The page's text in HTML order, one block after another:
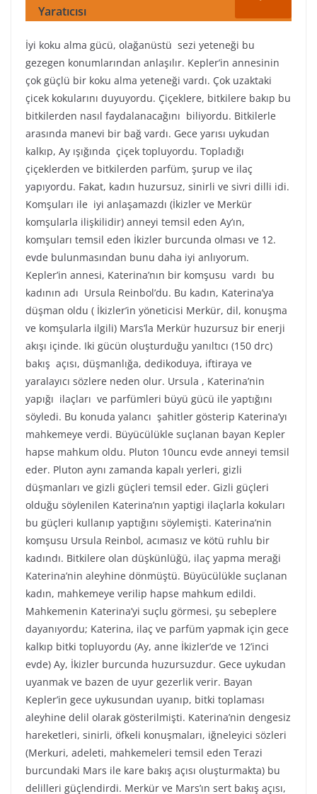
Yaratıcısı
İyi koku alma gücü, olağanüstü sezi yeteneği bu
gezegen konumlarından anlaşılır. Kepler’in annesinin
çok güçlü bir koku alma yeteneği vardı. Çok uzaktaki
çicek kokularını duyuyordu. Çiçeklere, bitkilere bakıp bu
bitkilerden nasıl faydalanacağını biliyordu. Bitkilerle
arasında manevi bir bağ vardı. Gece yarısı uykudan
kalkıp, Ay ışığında çiçek topluyordu. Topladığı
çiçeklerden ve bitkilerden parfüm, şurup ve ilaç
yapıyordu. Fakat, kadın huzursuz, sinirli ve sivri dilli idi.
Komşuları ile iyi anlaşamazdı (İkizler ve Merkür
komşularla ilişkilidir) anneyi temsil eden Ay’ın,
komşuları temsil eden İkizler burcunda olması ve 12.
evde bulunmasından bunu daha iyi anlıyorum.
Kepler’in annesi, Katerina’nın bir komşusu vardı bu
kadının adı Ursula Reinbol’du. Bu kadın, Katerina’ya
düşman oldu ( İkizler’in yöneticisi Merkür, dil, konuşma
ve komşularla ilgili) Mars’la Merkür huzursuz bir enerji
akışı içinde. Iki gücün oluşturduğu yanıltıcı (150 drc)
bakış açısı, düşmanlığa, dedikoduya, iftiraya ve
yaralayıcı sözlere neden olur. Ursula , Katerina’nin
yapığı ilaçları ve parfümleri büyü gücü ile yaptığını
söyledi. Bu konuda yalancı şahitler gösterip Katerina’yı
mahkemeye verdi. Büyücülükle suçlanan bayan Kepler
hapse mahkum oldu. Pluton 10uncu evde anneyi temsil
eder. Pluton aynı zamanda kapalı yerleri, gizli
düşmanları ve gizli güçleri temsil eder. Gizli güçleri
olduğu söylenilen Katerina’nın yaptigi ilaçlarla kokuları
bu güçleri kullanıp yaptığını söylemişti. Katerina’nin
komşusu Ursula Reinbol, acımasız ve kötü ruhlu bir
kadındı. Bitkilere olan düşkünlüğü, ilaç yapma meraği
Katerina’nin aleyhine dönmüştü. Büyücülükle suçlanan
kadın, mahkemeye verilip hapse mahkum edildi.
Mahkemenin Katerina’yi suçlu görmesi, şu sebeplere
dayanıyordu; Katerina, ilaç ve parfüm yapmak için gece
kalkıp bitki topluyordu (Ay, anne İkizler’de ve 12’inci
evde) Ay, İkizler burcunda huzursuzdur. Gece uykudan
uyanmak ve bazen de uyur gezerlik verir. Bayan
Kepler’in gece uykusundan uyanıp, bitki toplaması
aleyhine delil olarak gösterilmişti. Katerina’nin dengesiz
hareketleri, sinirli, öfkeli konuşmaları, iğneleyici sözleri
(Merkuri, adeleti, mahkemeleri temsil eden Terazi
burcundaki Mars ile kare bakış açısı oluşturmakta) bu
delilleri güçlendirdi. Merkür ve Mars’ın sert bakış açısı,